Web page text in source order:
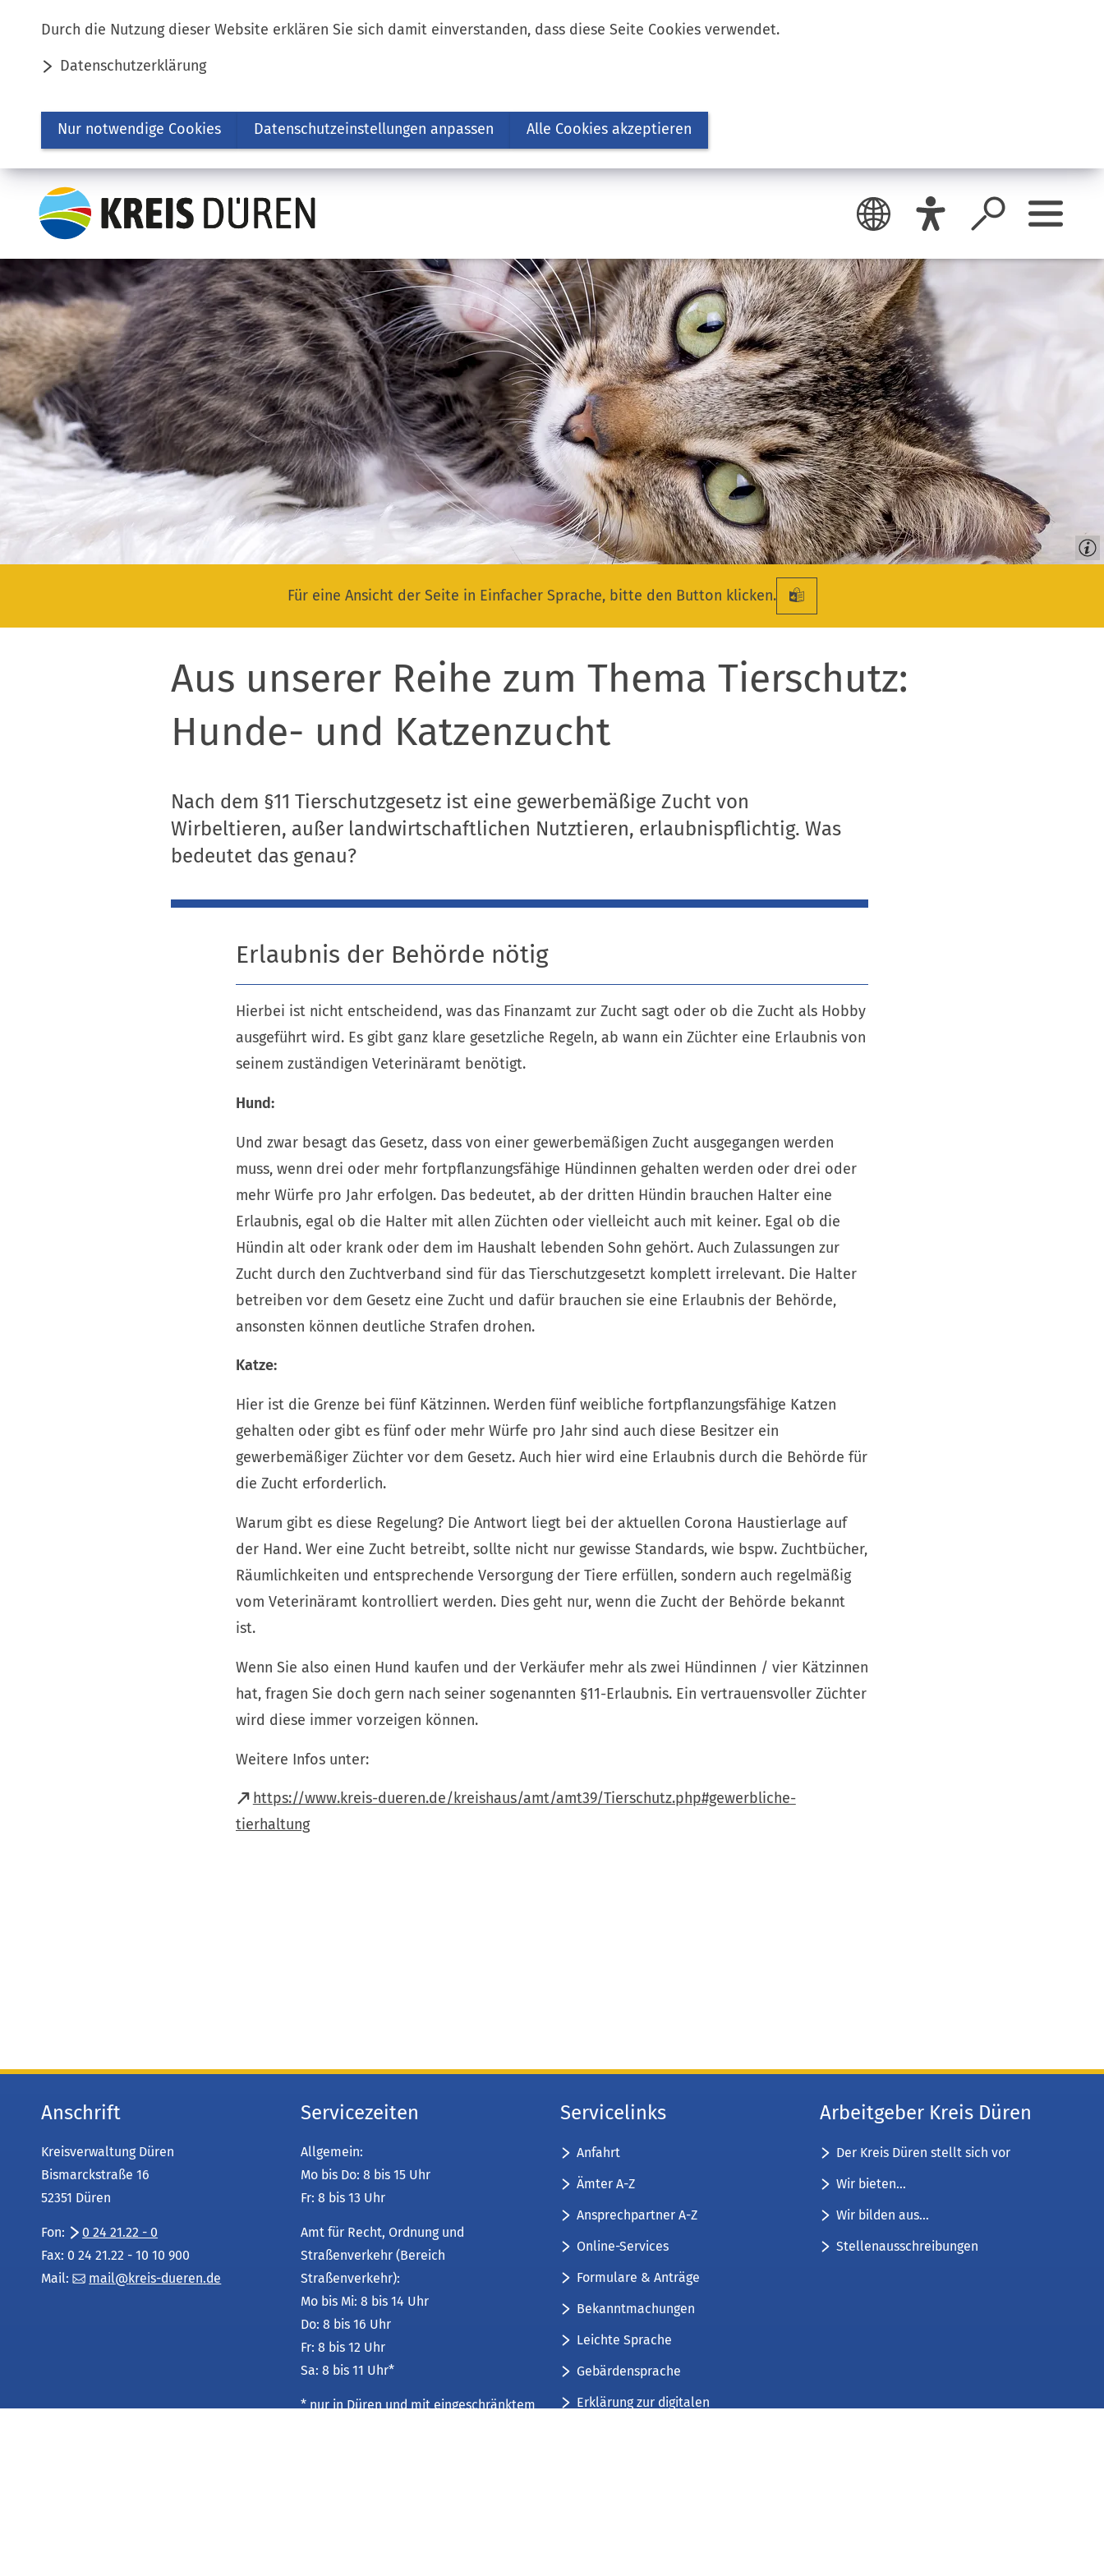
Durch die Nutzung dieser Website erklären Sie sich damit einverstanden, dass diese Seite Cookies verwendet.
Datenschutzerklärung
Nur notwendige Cookies Datenschutzeinstellungen anpassen Alle Cookies akzeptieren
Inhalt anspringen
Für eine Ansicht der Seite in Einfacher Sprache, bitte den Button klicken.
Aus unserer Reihe zum Thema Tierschutz:
Hunde- und Katzenzucht
Nach dem §11 Tierschutzgesetz ist eine gewerbemäßige Zucht von
Wirbeltieren, außer landwirtschaftlichen Nutztieren, erlaubnispflichtig. Was
bedeutet das genau?
Erlaubnis der Behörde nötig
Hierbei ist nicht entscheidend, was das Finanzamt zur Zucht sagt oder ob die Zucht als Hobby
ausgeführt wird. Es gibt ganz klare gesetzliche Regeln, ab wann ein Züchter eine Erlaubnis von
seinem zuständigen Veterinäramt benötigt.
Hund:
Und zwar besagt das Gesetz, dass von einer gewerbemäßigen Zucht ausgegangen werden
muss, wenn drei oder mehr fortpflanzungsfähige Hündinnen gehalten werden oder drei oder
mehr Würfe pro Jahr erfolgen. Das bedeutet, ab der dritten Hündin brauchen Halter eine
Erlaubnis, egal ob die Halter mit allen Züchten oder vielleicht auch mit keiner. Egal ob die
Hündin alt oder krank oder dem im Haushalt lebenden Sohn gehört. Auch Zulassungen zur
Zucht durch den Zuchtverband sind für das Tierschutzgesetzt komplett irrelevant. Die Halter
betreiben vor dem Gesetz eine Zucht und dafür brauchen sie eine Erlaubnis der Behörde,
ansonsten können deutliche Strafen drohen.
Katze:
Hier ist die Grenze bei fünf Kätzinnen. Werden fünf weibliche fortpflanzungsfähige Katzen
gehalten oder gibt es fünf oder mehr Würfe pro Jahr sind auch diese Besitzer ein
gewerbemäßiger Züchter vor dem Gesetz. Auch hier wird eine Erlaubnis durch die Behörde für
die Zucht erforderlich.
Warum gibt es diese Regelung? Die Antwort liegt bei der aktuellen Corona Haustierlage auf
der Hand. Wer eine Zucht betreibt, sollte nicht nur gewisse Standards, wie bspw. Zuchtbücher,
Räumlichkeiten und entsprechende Versorgung der Tiere erfüllen, sondern auch regelmäßig
vom Veterinäramt kontrolliert werden. Dies geht nur, wenn die Zucht der Behörde bekannt
ist.
Wenn Sie also einen Hund kaufen und der Verkäufer mehr als zwei Hündinnen / vier Kätzinnen
hat, fragen Sie doch gern nach seiner sogenannten §11-Erlaubnis. Ein vertrauensvoller Züchter
wird diese immer vorzeigen können.
Weitere Infos unter:
https://www.kreis-dueren.de/kreishaus/amt/amt39/Tierschutz.php#gewerbliche-
tierhaltung
Anschrift
Kreisverwaltung Düren
Bismarckstraße 16
52351 Düren
Fon:
0 24 21.22 - 0
Fax: 0 24 21.22 - 10 10 900
Mail:
mail kreis-dueren de
Servicezeiten
Allgemein:
Mo bis Do: 8 bis 15 Uhr
Fr: 8 bis 13 Uhr
Amt für Recht, Ordnung und
Straßenverkehr (Bereich
Straßenverkehr):
Mo bis Mi: 8 bis 14 Uhr
Do: 8 bis 16 Uhr
Fr: 8 bis 12 Uhr
Sa: 8 bis 11 Uhr*
* nur in Düren und mit eingeschränktem
Servicelinks
Anfahrt
Ämter A-Z
Ansprechpartner A-Z
Online-Services
Formulare & Anträge
Bekanntmachungen
Leichte Sprache
Gebärdensprache
Erklärung zur digitalen
Arbeitgeber Kreis Düren
Der Kreis Düren stellt sich vor
Wir bieten...
Wir bilden aus...
Stellenausschreibungen